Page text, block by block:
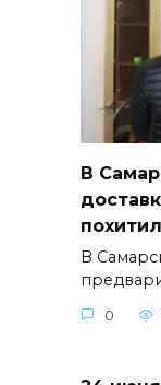
В
В
0